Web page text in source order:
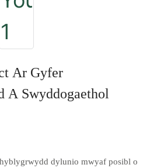
Ar Gyfer
A Swyddogaethol
dylunio mwyaf posibl o